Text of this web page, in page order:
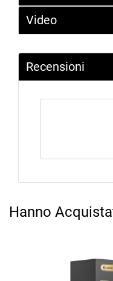
Video
Recensioni
Hanno